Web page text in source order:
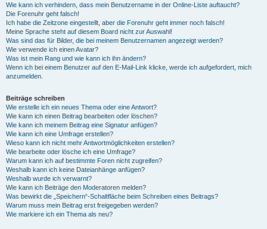
Wie kann ich verhindern, dass mein Benutzername in der Online-Liste auftaucht?
Die Forenuhr geht falsch!
Ich habe die Zeitzone eingestellt, aber die Forenuhr geht immer noch falsch!
Meine Sprache steht auf diesem Board nicht zur Auswahl!
Was sind das für Bilder, die bei meinem Benutzernamen angezeigt werden?
Wie verwende ich einen Avatar?
Was ist mein Rang und wie kann ich ihn ändern?
Wenn ich bei einem Benutzer auf den E-Mail-Link klicke, werde ich aufgefordert, mich
anzumelden.
Beiträge schreiben
Wie erstelle ich ein neues Thema oder eine Antwort?
Wie kann ich einen Beitrag bearbeiten oder löschen?
Wie kann ich meinem Beitrag eine Signatur anfügen?
Wie kann ich eine Umfrage erstellen?
Wieso kann ich nicht mehr Antwortmöglichkeiten erstellen?
Wie bearbeite oder lösche ich eine Umfrage?
Warum kann ich auf bestimmte Foren nicht zugreifen?
Weshalb kann ich keine Dateianhänge anfügen?
Weshalb wurde ich verwarnt?
Wie kann ich Beiträge den Moderatoren melden?
Was bewirkt die „Speichern“-Schaltfläche beim Schreiben eines Beitrags?
Warum muss mein Beitrag erst freigegeben werden?
Wie markiere ich ein Thema als neu?